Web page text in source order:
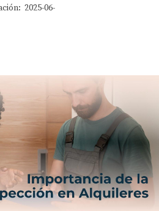
2025-06-